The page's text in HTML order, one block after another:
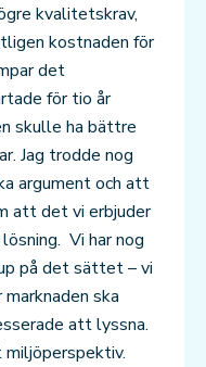
kvalitetskrav,
kostnaden för
det
för tio år
skulle ha bättre
Jag trodde nog
argument och att
att det vi erbjuder
Vi har nog
på det sättet – vi
ska
att lyssna.